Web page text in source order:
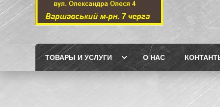
ТОВАРЫ И УСЛУГИ О НАС